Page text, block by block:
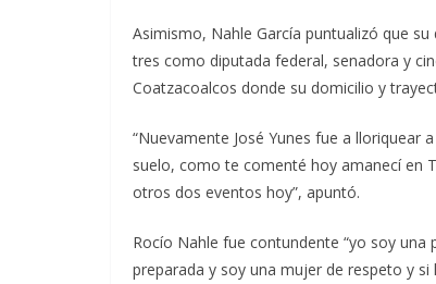
Asimismo, Nahle García puntualizó que
tres como diputada federal, senadora y
Coatzacoalcos donde su domicilio y
“Nuevamente José Yunes fue a
suelo, como te comenté hoy amanecí en
otros dos eventos hoy”, apuntó.
Rocío Nahle fue contundente “yo soy
preparada y soy una mujer de respeto y